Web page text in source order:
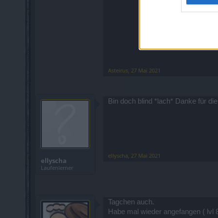
Asteirus, 27 Mai 2021
ellyscha
Laufenlerner
Bin doch blind *lach* Danke für
ellyscha, 27 Mai 2021
Tagchen auch.
Habe mal wieder angefangen (